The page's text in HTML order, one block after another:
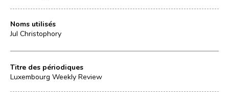
Noms utilisés
Jul Christophory
Titre des périodiques
Luxembourg Weekly Review